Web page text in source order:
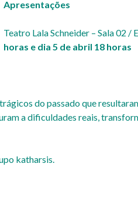
Apresentações
Teatro Lala Schneider – Sala 02 /
horas e dia 5 de abril 18 horas
do passado que
a dificuldades reais,
katharsis.